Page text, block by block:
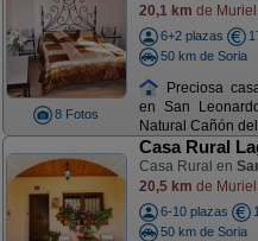
8 Fotos
20,1 km de
6+2 plazas
50 km de Soria
Preciosa
en San
Natural Cañón
Casa Rural
Casa Rural en
20,5 km de
6-10 plazas
50 km de Soria